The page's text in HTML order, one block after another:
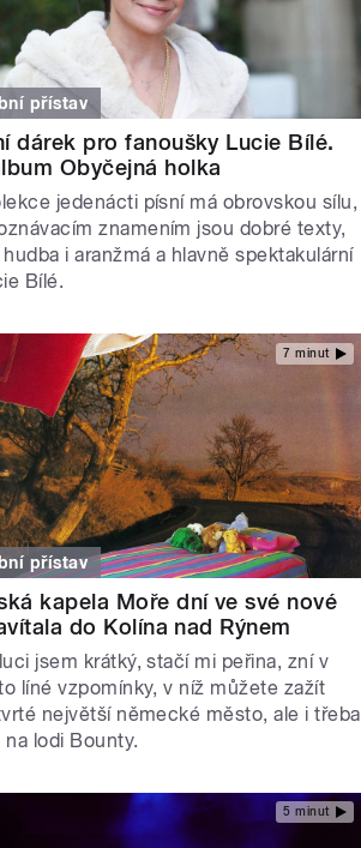
přístav
dárek pro fanoušky Lucie Bílé.
Obyčejná holka
jedenácti písní má obrovskou sílu,
znamením jsou dobré texty,
i aranžmá a hlavně spektakulární
Bílé.
7 minut
přístav
kapela Moře dní ve své nové
do Kolína nad Rýnem
jsem krátký, stačí mi peřina, zní v
líné vzpomínky, v níž můžete zažít
největší německé město, ale i třeba
na lodi Bounty.
5 minut